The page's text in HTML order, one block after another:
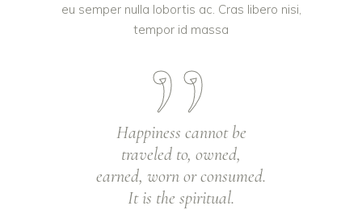
eu semper nulla lobortis ac. Cras libero nisi,
tempor id massa
Happiness cannot be
traveled to, owned,
earned, worn or consumed.
It is the spiritual.